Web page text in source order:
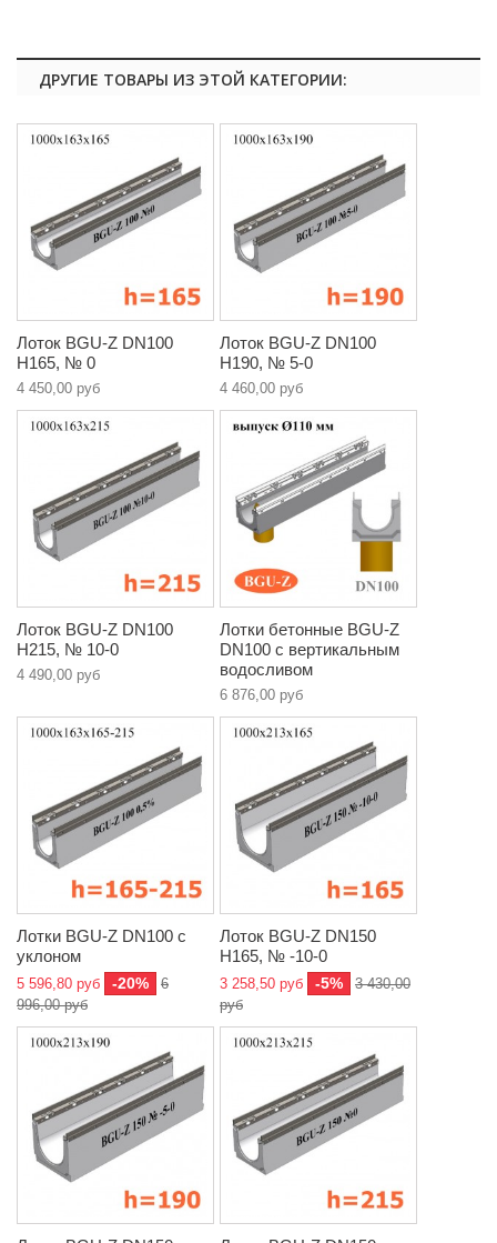
ДРУГИЕ ТОВАРЫ ИЗ ЭТОЙ КАТЕГОРИИ:
Лоток BGU-Z DN100
H165, № 0
4 450,00 руб
Лоток BGU-Z DN100
H190, № 5-0
4 460,00 руб
Лоток BGU-Z DN100
H215, № 10-0
4 490,00 руб
Лотки бетонные BGU-Z
DN100 с вертикальным
водосливом
6 876,00 руб
Лотки BGU-Z DN100 с
уклоном
5 596,80 руб -20%
6
996,00 руб
Лоток BGU-Z DN150
H165, № -10-0
3 258,50 руб -5%
3 430,00
руб